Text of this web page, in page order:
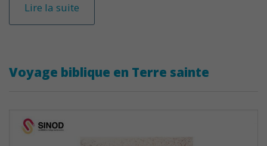
Lire la suite
Voyage biblique en Terre sainte